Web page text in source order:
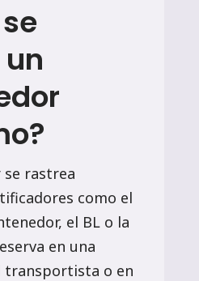
rastrea
como el
el BL o la
en una
transportista o en